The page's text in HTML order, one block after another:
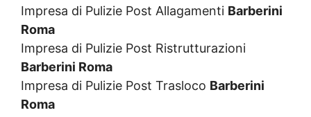
Impresa di Pulizie Post Allagamenti Barberini
Roma
Impresa di Pulizie Post Ristrutturazioni
Barberini Roma
Impresa di Pulizie Post Trasloco Barberini
Roma